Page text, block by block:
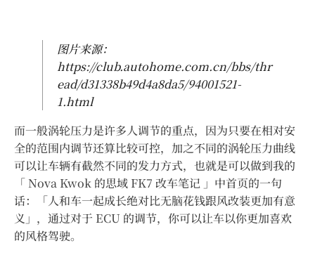
图片来源：
https://club.autohome.com.cn/bbs/thr
ead/d31338b49d4a8da5/94001521-
1.html
而一般涡轮压力是许多人调节的重点，因为只要在相对安
全的范围内调节还算比较可控，加之不同的涡轮压力曲线
可以让车辆有截然不同的发力方式，也就是可以做到我的
「 Nova Kwok 的思域 FK7 改车笔记 」中首页的一句
话：「人和车一起成长绝对比无脑花钱跟风改装更加有意
义」，通过对于 ECU 的调节，你可以让车以你更加喜欢
的风格驾驶。